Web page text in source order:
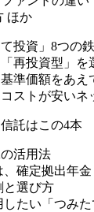
ほか
投資」8つの
再投資型」を
準価額をあえ
ストが安いネ
託はこの4本
活用法
確定拠出年金
と選び方
たい「つみ